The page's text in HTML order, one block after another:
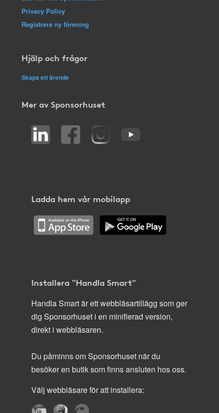
Privacy Policy
Registrera ny förening
Hjälp och frågor
Skapa ett ärende
Mer av Sponsorhuset
Ladda hem vår mobilapp
Installera "Handla Smart"
Handla Smart är ett webbläsartillägg som ger
dig Sponsorhuset i en minifierad version,
direkt i webbläsaren.
Du påminns om Sponsorhuset när du
besöker en butik som finns ansluten hos oss.
Välj webbläsare för att installera: